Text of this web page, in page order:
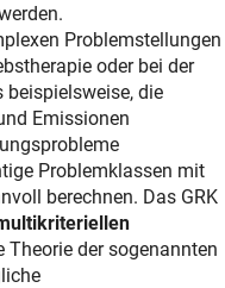
Problemstellungen
oder bei der
beispielsweise, die
Emissionen
Problemklassen mit
berechnen. Das GRK
der sogenannten